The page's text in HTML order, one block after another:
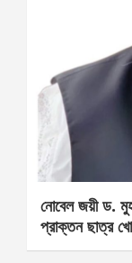
নোবেল জয়ী ড.
প্রাক্তন ছাত্র